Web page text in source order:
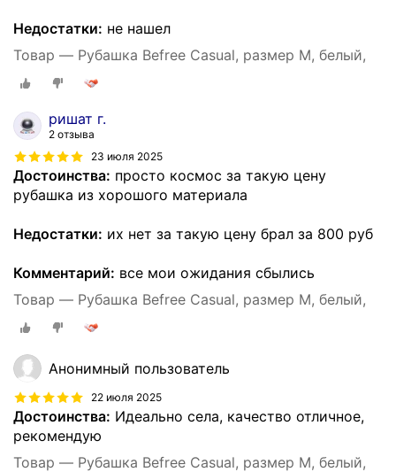
Недостатки: не нашел
Товар — Рубашка Befree Casual, размер M, белый,
ришат г.
2 отзыва
23 июля 2025
Достоинства: просто космос за такую цену
рубашка из хорошого материала
Недостатки: их нет за такую цену брал за 800 руб
Комментарий: все мои ожидания сбылись
Товар — Рубашка Befree Casual, размер M, белый,
Анонимный пользователь
22 июля 2025
Достоинства: Идеально села, качество отличное,
рекомендую
Товар — Рубашка Befree Casual, размер M, белый,